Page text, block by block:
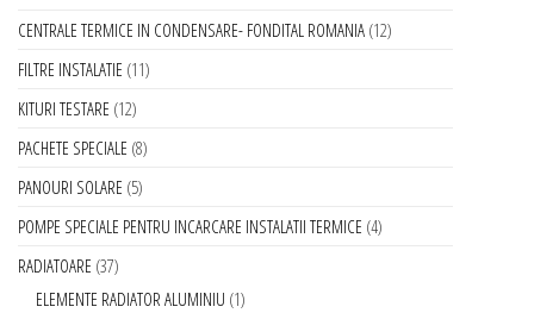
CENTRALE TERMICE IN CONDENSARE- FONDITAL ROMANIA 12
FILTRE INSTALATIE 11
KITURI TESTARE 12
PACHETE SPECIALE 8
PANOURI SOLARE 5
POMPE SPECIALE PENTRU INCARCARE INSTALATII TERMICE 4
RADIATOARE 37
ELEMENTE RADIATOR ALUMINIU 1